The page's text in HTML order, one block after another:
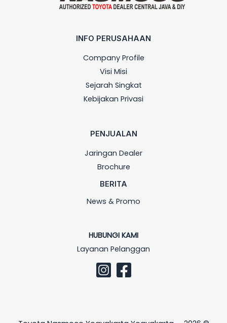
INFO PERUSAHAAN
Company Profile
Visi Misi
Sejarah Singkat
Kebijakan Privasi
PENJUALAN
Jaringan Dealer
Brochure
BERITA
News & Promo
HUBUNGI KAMI
Layanan Pelanggan